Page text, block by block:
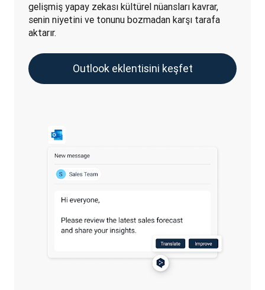
gelişmiş yapay zekası kültürel nüansları kavrar,
senin niyetini ve tonunu bozmadan karşı tarafa
aktarır.
Outlook eklentisini keşfet